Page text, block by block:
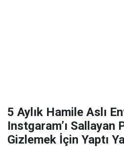
5 Aylık Hamile Aslı
Instgaram’ı Sallayan
Gizlemek İçin Yaptı